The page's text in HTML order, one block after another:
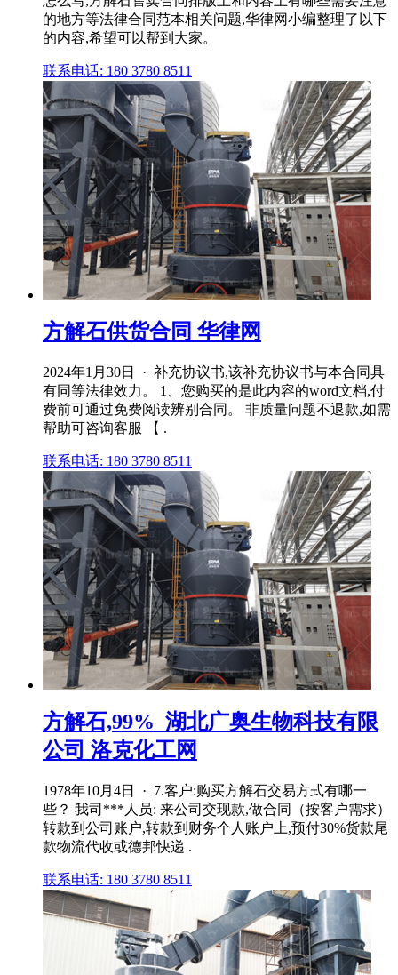
的地方等法律合同范本相关问题,华律网小编整理了以下
的内容,希望可以帮到大家。
联系电话: 180 3780 8511
方解石供货合同 华律网
2024年1月30日 · 补充协议书,该补充协议书与本合同具
有同等法律效力。 1、您购买的是此内容的word文档,付
费前可通过免费阅读辨别合同。 非质量问题不退款,如需
帮助可咨询客服 【 .
联系电话: 180 3780 8511
方解石,99%_湖北广奥生物科技有限
公司 洛克化工网
1978年10月4日 · 7.客户:购买方解石交易方式有哪一
些？ 我司***人员: 来公司交现款,做合同（按客户需求）
转款到公司账户,转款到财务个人账户上,预付30%货款尾
款物流代收或德邦快递 .
联系电话: 180 3780 8511